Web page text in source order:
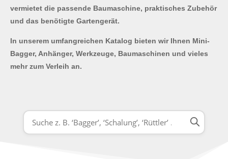
vermietet die passende Baumaschine, praktisches Zubehör
und das benötigte Gartengerät.
In unserem umfangreichen Katalog bieten wir Ihnen Mini-
Bagger, Anhänger, Werkzeuge, Baumaschinen und vieles
mehr zum Verleih an.